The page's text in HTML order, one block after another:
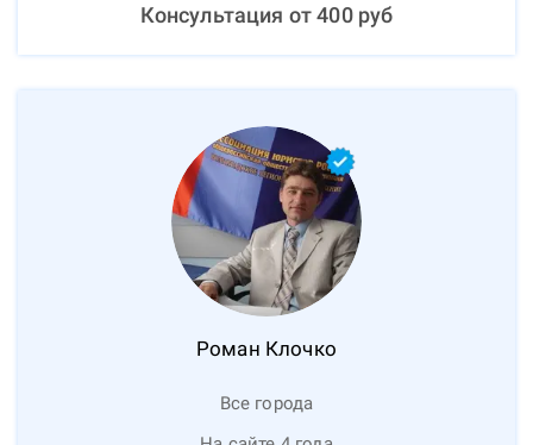
Консультация от400руб
Роман Клочко
Все города